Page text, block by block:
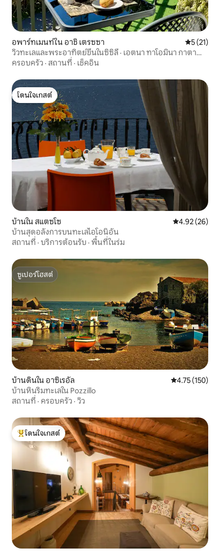
อพาร์ทเมนท์ใน อาชิ เตรซซา คะแนนเฉลี่
5 (21)
วิวทะเลและพระอาทิตย์ขึ้นในซิซิลี · เอตนา ทาโอมินา กาตา
เนีย
ครอบครัว · สถานที่ · เช็คอิน
โดนใจเกสต์
โดนใจเกสต์
บ้านใน สแตซโซ คะแนนเฉลี่ย
4.92 (26)
บ้านสุดอลังการบนทะเลไอโอนิอัน
สถานที่ · บริการต้อนรับ · พื้นที่ในร่ม
ซูเปอร์โฮสต์
ซูเปอร์โฮสต์
บ้านดินใน อาซิเรอัล คะแนนเฉลี่ย
4.75 (150)
บ้านหินริมทะเลใน Pozzillo
สถานที่ · ครอบครัว · วิว
โดนใจเกสต์ที่สุด
โดนใจเกสต์